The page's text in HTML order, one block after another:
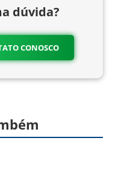
dúvida?
CONOSCO